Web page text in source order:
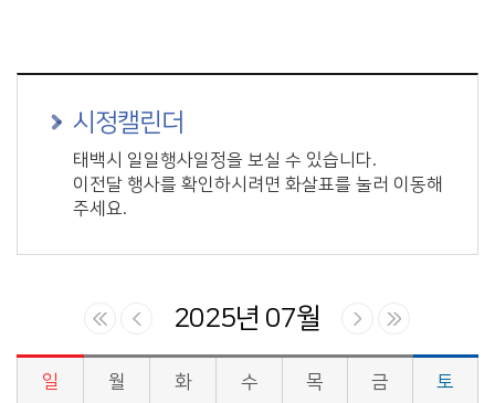
시정캘린더
태백시 일일행사일정을 보실 수 있습니다.
이전달 행사를 확인하시려면 화살표를 눌러 이동해
주세요.
2025년 07월
일 월 화 수 목 금 토